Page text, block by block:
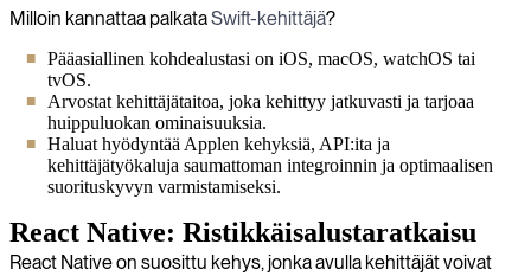
Milloin kannattaa palkataSwift-kehittäjä?
Pääasiallinen kohdealustasi on iOS, macOS, watchOS tai
tvOS.
Arvostat kehittäjätaitoa, joka kehittyy jatkuvasti ja tarjoaa
huippuluokan ominaisuuksia.
Haluat hyödyntää Applen kehyksiä, API:ita ja
kehittäjätyökaluja saumattoman integroinnin ja optimaalisen
suorituskyvyn varmistamiseksi.
React Native: Ristikkäisalustaratkaisu
React Native on suosittu kehys, jonka avulla kehittäjät voivat